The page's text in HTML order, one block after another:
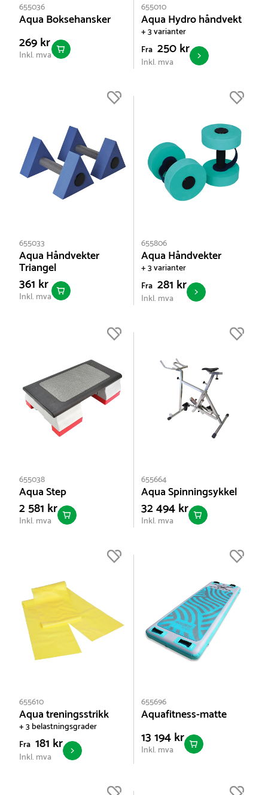
655036
Aqua Boksehansker
269 kr
Inkl. mva
655010
Aqua Hydro håndvekt
+ 3 varianter
Fra 250 kr
Inkl. mva
655033
Aqua Håndvekter
Triangel
361 kr
Inkl. mva
655806
Aqua Håndvekter
+ 3 varianter
Fra 281 kr
Inkl. mva
655038
Aqua Step
2 581 kr
Inkl. mva
655664
Aqua Spinningsykkel
32 494 kr
Inkl. mva
655610
Aqua treningsstrikk
+ 3 belastningsgrader
Fra 181 kr
Inkl. mva
655696
Aquafitness-matte
13 194 kr
Inkl. mva